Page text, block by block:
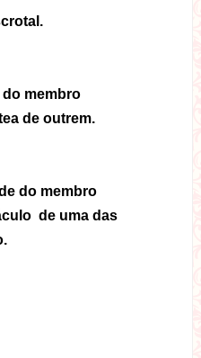
do membro
de outrem.
do membro
de uma das